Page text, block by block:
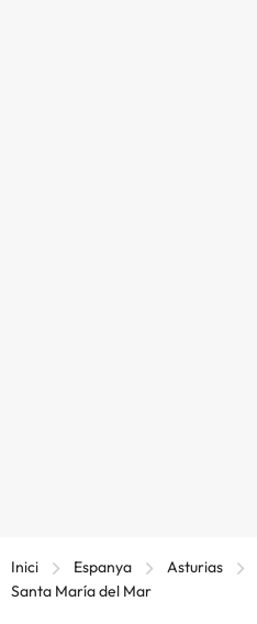
Inici Espanya Asturias
Santa María del Mar